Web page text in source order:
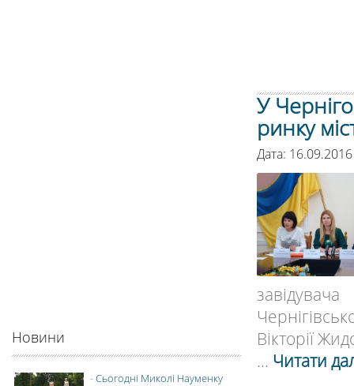
У
ринку
Дата:
Вікторії
... Читати
Новини
-Сьогодні Миколі Науменку